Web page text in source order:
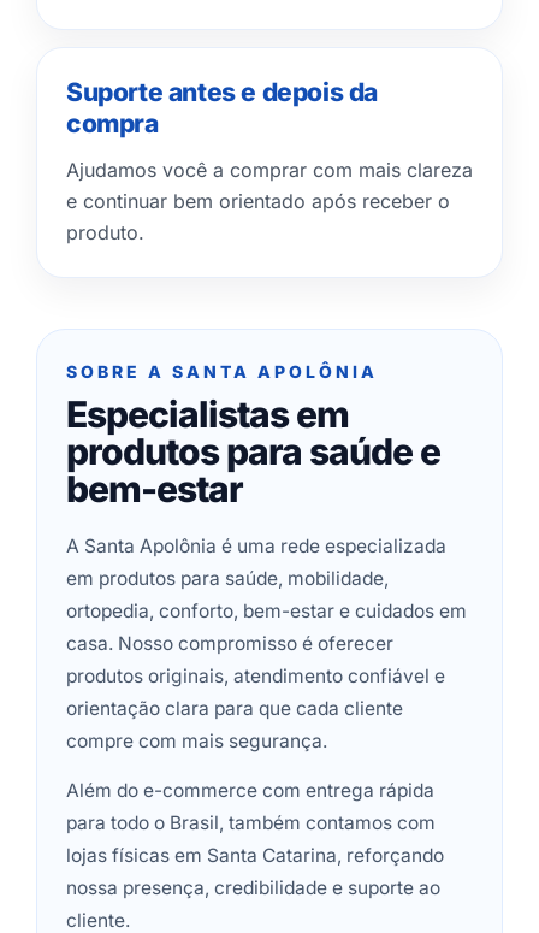
Suporte antes e depois da
compra
Ajudamos você a comprar com mais clareza
e continuar bem orientado após receber o
produto.
SOBRE A SANTA APOLÔNIA
Especialistas em
produtos para saúde e
bem-estar
A Santa Apolônia é uma rede especializada
em produtos para saúde, mobilidade,
ortopedia, conforto, bem-estar e cuidados em
casa. Nosso compromisso é oferecer
produtos originais, atendimento confiável e
orientação clara para que cada cliente
compre com mais segurança.
Além do e-commerce com entrega rápida
para todo o Brasil, também contamos com
lojas físicas em Santa Catarina, reforçando
nossa presença, credibilidade e suporte ao
cliente.